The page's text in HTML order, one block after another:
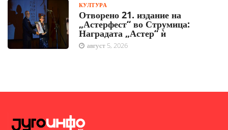
КУЛТУРА
Отворено 21. издание на
„Астерфест“ во Струмица:
Наградата „Астер“ ѝ
август 5, 2026